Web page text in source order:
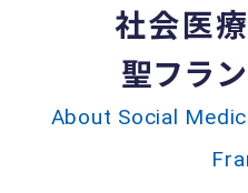
社会医
聖フラ
About Social